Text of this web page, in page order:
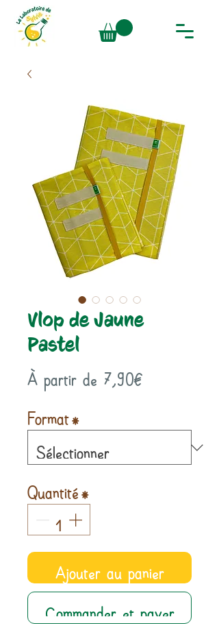
Vlop de Jaune
Pastel
À partir de 7,90€Prix
Format
Quantité
Ajouter au panier
Commander et payer